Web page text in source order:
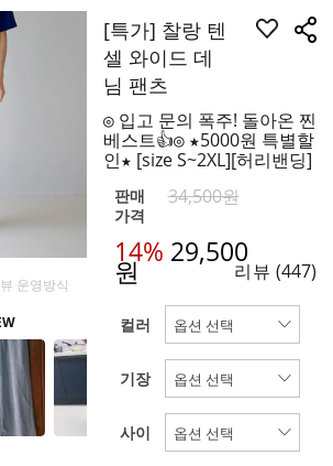
[특가] 찰랑 텐
셀 와이드 데
님 팬츠
◎ 입고 문의 폭주! 돌아온 찐
베스트👍◎ ★5000원 특별할
인★ [size S~2XL][허리밴딩]
판매
가격
34,500원
14% 29,500
원 리뷰 (447)
컬러
기장
사이